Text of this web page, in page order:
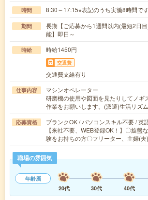
時間 8:30～17:15※表記のうち実働8時間です
期間
長期【ご応募から1週間以内(最短2日
能】即日～
時給 時給1450円
交通費
交通費支給有り
仕事内容
マシンオペレーター
研磨機の使用や図面を見たりしてノギ
作業をお願いします。(派遣)生活リズ
応募資格
ブランクOK / パソコンスキル不要 / 英
【来社不要、WEB登録OK！】〇旋盤
験をお持ちの方〇フリーター、主婦(
職場の雰囲気
年齢層
20代
30代 40代